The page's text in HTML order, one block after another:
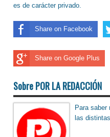
es de carácter privado.
Share on Facebook
Share on Google Plus
Sobre POR LA REDACCIÓN
Para saber
las